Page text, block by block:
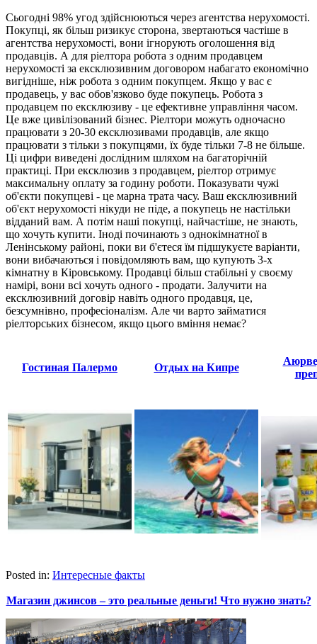
Сьогодні 98% угод здійснюються через агентства нерухомості.
Покупці, як більш ризикує сторона, звертаються частіше в
агентства нерухомості, вони ігнорують оголошення від
продавців. А для ріелтора робота з одним продавцем
нерухомості за ексклюзивним договором набагато економічно
вигідніше, ніж робота з одним покупцем. Якщо у вас є
продавець, у вас обов'язково буде покупець. Робота з
продавцем по ексклюзиву - це ефективне управління часом.
Це вже цивілізований бізнес. Ріелтори можуть одночасно
працювати з 20-30 ексклюзивами продавців, але якщо
працювати з тільки з покупцями, їх буде тільки 7-8 не більше.
Ці цифри виведені дослідним шляхом на багаторічній
практиці. При ексклюзив з продавцем, ріелтор отримує
максимальну оплату за годину роботи. Показувати чужі
об'єкти покупцеві - це марна трата часу. Ваш ексклюзивний
об'єкт нерухомості нікуди не піде, а покупець не настільки
відданий вам. А потім наші покупці, найчастіше, не знають,
що хочуть купити. Іноді починають з однокімнатної в
Ленінському районі, поки ви б'єтеся їм підшукуєте варіанти,
вони вибачаються і повідомляють вам, що купують 3-х
кімнатну в Кіровському. Продавці більш стабільні у своєму
намірі, вони всі хочуть одного - продати. Залучити на
ексклюзивний договір навіть одного продавця, це,
безсумнівно, професіоналізм. Але чи варто займатися
ріелторських бізнесом, якщо цього вміння немає?
Гостиная Палермо Отдых на Кипре
Posted in: Интересные факты
Магазин джинсов – это реальные деньги! Что нужно знать?